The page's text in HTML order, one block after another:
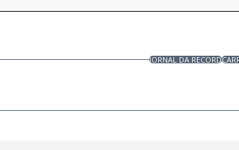
JORNAL DA RECORD